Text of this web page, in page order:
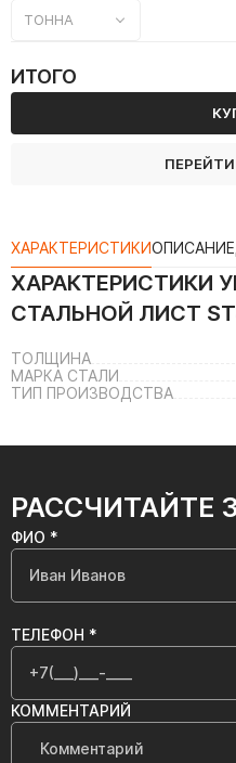
ТОННА
ИТОГО
ХАРАКТЕРИСТИКИОПИСАНИЕ
ХАРАКТЕРИСТИКИ
СТАЛЬНОЙ ЛИСТ
ТОЛЩИНА
МАРКА СТАЛИ
ТИП ПРОИЗВОДСТВА
РАССЧИТАЙТЕ
ФИО *
ТЕЛЕФОН *
КОММЕНТАРИЙ